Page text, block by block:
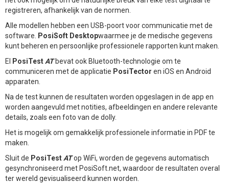
registreren, afhankelijk van de normen.
Alle modellen hebben een USB-poort voor communicatie met de
software. PosiSoft Desktopwaarmee je de medische gegevens
kunt beheren en persoonlijke professionele rapporten kunt maken.
El PosiTest ATbevat ook Bluetooth-technologie om te
communiceren met de applicatie PosiTector en iOS en Android
apparaten.
Na de test kunnen de resultaten worden opgeslagen in de app en
worden aangevuld met notities, afbeeldingen en andere relevante
details, zoals een foto van de dolly.
Het is mogelijk om gemakkelijk professionele informatie in PDF te
maken.
Sluit de PosiTest ATop WiFi, worden de gegevens automatisch
gesynchroniseerd met PosiSoft.net, waardoor de resultaten overal
ter wereld gevisualiseerd kunnen worden.